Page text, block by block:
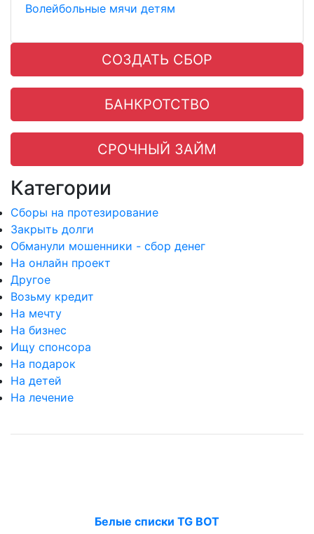
Волейбольные мячи детям
СОЗДАТЬ СБОР
БАНКРОТСТВО
СРОЧНЫЙ ЗАЙМ
Категории
Сборы на протезирование
Закрыть долги
Обманули мошенники - сбор денег
На онлайн проект
Другое
Возьму кредит
На мечту
На бизнес
Ищу спонсора
На подарок
На детей
На лечение
Белые списки TG BOT